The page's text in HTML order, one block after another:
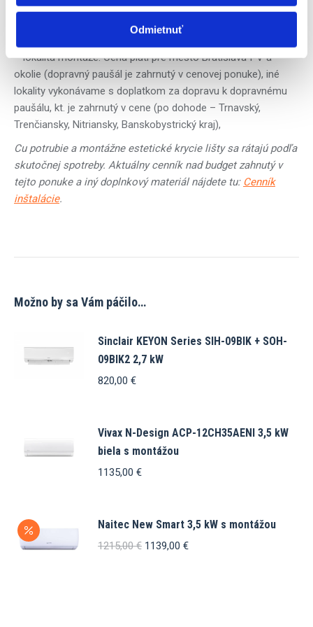
Odmietnuť
3bm Cu prepojovacieho potrubia 6/10/1 alebo 6/12/1,
komunikácie, kondenzovej hadice),
– lokalita montáže: Cena platí pre mesto Bratislava I-V a
okolie (dopravný paušál je zahrnutý v cenovej ponuke), iné
lokality vykonávame s doplatkom za dopravu k dopravnému
paušálu, kt. je zahrnutý v cene (po dohode – Trnavský,
Trenčiansky, Nitriansky, Banskobystrický kraj),
Cu potrubie a montážne estetické krycie lišty sa rátajú podľa
skutočnej spotreby. Aktuálny cenník nad budget zahnutý v
tejto ponuke a iný doplnkový materiál nájdete tu: Cenník
inštalácie.
Možno by sa Vám páčilo…
Sinclair KEYON Series SIH-09BIK + SOH-
09BIK2 2,7 kW
820,00 €
Vivax N-Design ACP-12CH35AENI 3,5 kW
biela s montážou
1135,00 €
Naitec New Smart 3,5 kW s montážou
1215,00€ Pôvodná
1139,00 €Aktuálna